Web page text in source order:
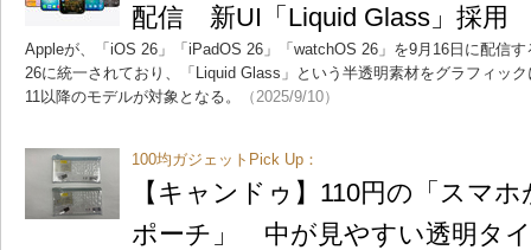
配信 新UI「Liquid Glass」採用
Appleが、「iOS 26」「iPadOS 26」「watchOS 26」を9月16日に配信
26に統一されており、「Liquid Glass」という半透明素材をグラフィッ
11以降のモデルが対象となる。
（2025/9/10）
100均ガジェットPick Up：
【キャンドゥ】110円の「スマ
ポーチ」 中が見やすい透明タ